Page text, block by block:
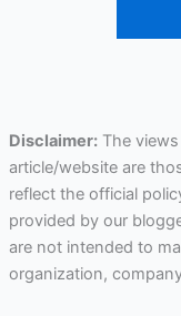
Disclaimer:The views
article/website are
reflect the official
provided by our
are not intended to
organization,